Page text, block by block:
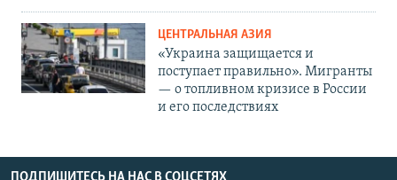
ЦЕНТРАЛЬНАЯ АЗИЯ
«Украина защищается и
поступает правильно». Мигранты
— о топливном кризисе в России
и его последствиях